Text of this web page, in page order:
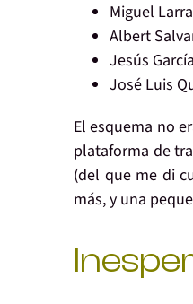
Miguel
Albert
Jesús García
José Luis
Elesquema no
plataforma de
(del que me di
más, y una